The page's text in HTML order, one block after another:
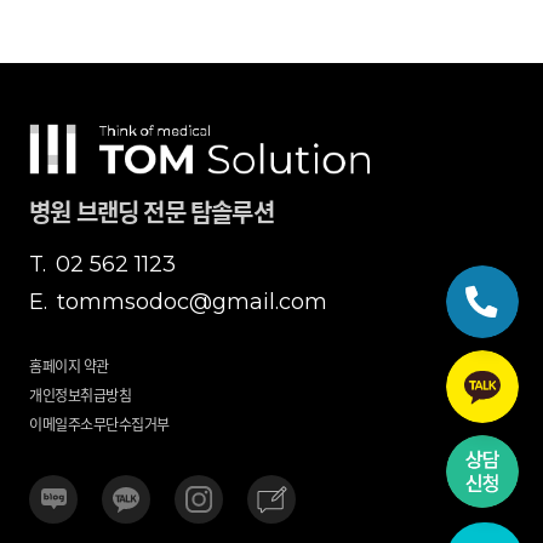
병원 브랜딩 전문 탐솔루션
T. 02 562 1123
E. tommsodoc@gmail.com
홈페이지 약관
개인정보취급방침
이메일주소무단수집거부